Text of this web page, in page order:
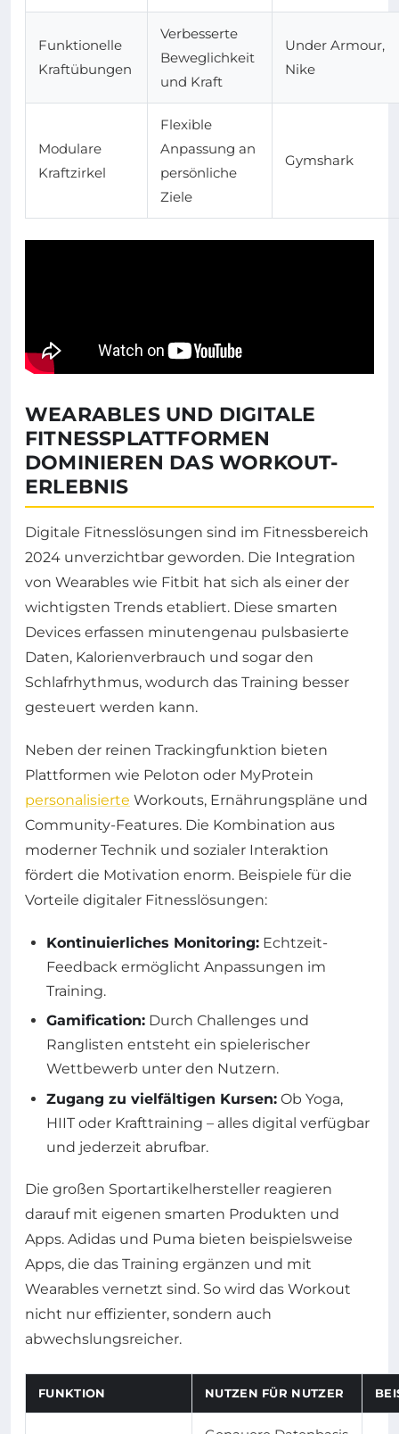
Funktionelle
Kraftübungen
Verbesserte
Beweglichkeit
und Kraft
Under Armour,
Nike
Modulare
Kraftzirkel
Flexible
Anpassung an
persönliche
Ziele
Gymshark
WEARABLES UND DIGITALE
FITNESSPLATTFORMEN
DOMINIEREN DAS WORKOUT-
ERLEBNIS
Digitale Fitnesslösungen sind im Fitnessbereich
2024 unverzichtbar geworden. Die Integration
von Wearables wie Fitbit hat sich als einer der
wichtigsten Trends etabliert. Diese smarten
Devices erfassen minutengenau pulsbasierte
Daten, Kalorienverbrauch und sogar den
Schlafrhythmus, wodurch das Training besser
gesteuert werden kann.
Neben der reinen Trackingfunktion bieten
Plattformen wie Peloton oder MyProtein
personalisierte Workouts, Ernährungspläne und
Community-Features. Die Kombination aus
moderner Technik und sozialer Interaktion
fördert die Motivation enorm. Beispiele für die
Vorteile digitaler Fitnesslösungen:
Kontinuierliches Monitoring: Echtzeit-
Feedback ermöglicht Anpassungen im
Training.
Gamification: Durch Challenges und
Ranglisten entsteht ein spielerischer
Wettbewerb unter den Nutzern.
Zugang zu vielfältigen Kursen: Ob Yoga,
HIIT oder Krafttraining – alles digital verfügbar
und jederzeit abrufbar.
Die großen Sportartikelhersteller reagieren
darauf mit eigenen smarten Produkten und
Apps. Adidas und Puma bieten beispielsweise
Apps, die das Training ergänzen und mit
Wearables vernetzt sind. So wird das Workout
nicht nur effizienter, sondern auch
abwechslungsreicher.
FUNKTION NUTZEN FÜR NUTZER